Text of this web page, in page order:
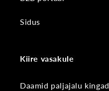
Sidus
Kiire vasakule
Daamid paljajalu kingad